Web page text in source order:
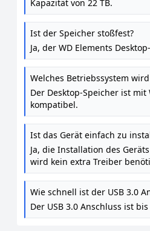
Schwarz
Kapazität von 22 TB.
Ist der Speicher stoßfest?
Ja, der WD Elements
Welches Betriebssystem
Der Desktop-Speicher ist
kompatibel.
Ist das Gerät einfach zu
Ja, die Installation des
wird kein extra Treiber
Wie schnell ist der USB 3.0
Der USB 3.0 Anschluss ist